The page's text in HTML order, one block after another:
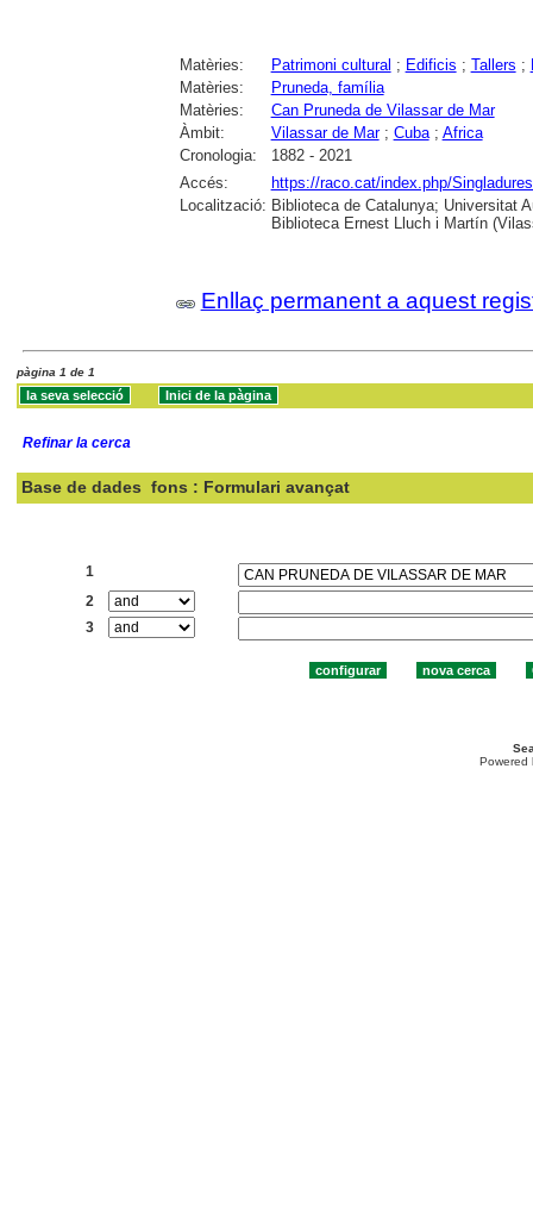
Matèries: Patrimoni cultural ; Edificis ; Tallers ;
Matèries:
Pruneda, família
Matèries:
Can Pruneda de Vilassar de Mar
Àmbit:
Vilassar de Mar; Cuba; Africa
Cronologia:
1882 - 2021
Accés:
https://raco.cat/index.php/
Localització: Biblioteca de Catalunya; Universitat
Biblioteca Ernest Lluch i Martín
Enllaç permanent a aquest
pàgina 1 de 1
Refinar la cerca
Base de dades fons : Formulari avançat
1
2
3